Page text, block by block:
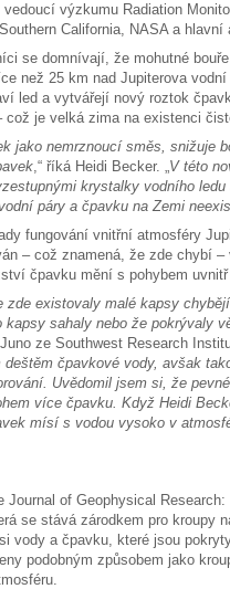
vedoucí výzkumu Radiation
California, NASA a
se domnívají, že mohutné
než 25 km nad Jupiterova
led a vytvářejí nový roztok
což je velká zima na existenci
jako nemrznoucí směs, snižuje
,“ říká Heidi Becker. „V této
krystalky vodního
páry a čpavku na Zemi
fungování vnitřní atmosféry
– což znamená, že zde chybí
čpavku mění s pohybem
existovaly malé kapsy
sahaly nebo že pokrývaly
ze Southwest Research
čpavkové vody, avšak
Uvědomil jsem si, že
více čpavku. Když Heidi
mísí s vodou vysoko v
Journal of Geophysical
se stává zárodkem pro kroupy
vody a čpavku, které jsou
podobným způsobem jako